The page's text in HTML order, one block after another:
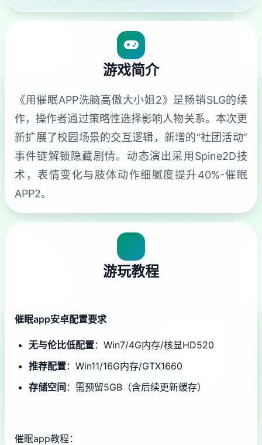
游戏简介
《用催眠APP洗脑高傲大小姐2》是畅销SLG的续
作，操作者通过策略性选择影响人物关系。本次更
新扩展了校园场景的交互逻辑，新增的“社团活动”
事件链解锁隐藏剧情。动态演出采用Spine2D技
术，表情变化与肢体动作细腻度提升40%-催眠
APP2。
游玩教程
催眠app安卓配置要求
​无与伦比低配置​​：Win7/4G内存/核显HD520
​推荐配置​​：Win11/16G内存/GTX1660
​存储空间​ ​：需预留5GB（含后续更新缓存）
催眠app教程：